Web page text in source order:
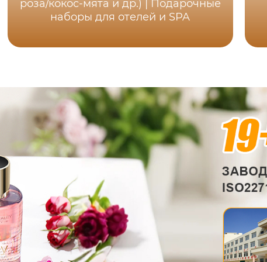
роза/кокос-мята и др.) | Подарочные
наборы для отелей и SPA